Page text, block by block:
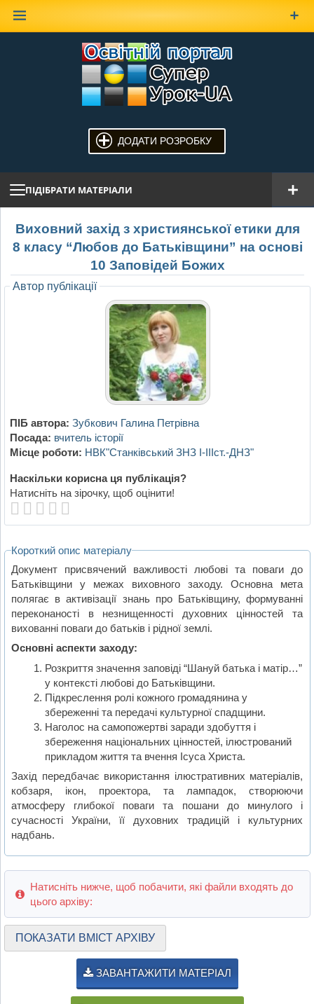
ДОДАТИ РОЗРОБКУ
ПІДІБРАТИ МАТЕРІАЛИ
Виховний захід з християнської етики для
8 класу “Любов до Батьківщини” на основі
10 Заповідей Божих
Автор публікації
ПІБ автора: Зубкович Галина Петрівна
Посада: вчитель історії
Місце роботи: НВК"Станківський ЗНЗ I-IIIст.-ДНЗ"
Наскільки корисна ця публікація?
Натисніть на зірочку, щоб оцінити!
Короткий опис матеріалу
Документ присвячений важливості любові та поваги до
Батьківщини у межах виховного заходу. Основна мета
полягає в активізації знань про Батьківщину, формуванні
переконаності в незнищенності духовних цінностей та
вихованні поваги до батьків і рідної землі.
Основні аспекти заходу:
Розкриття значення заповіді “Шануй батька і матір…”
у контексті любові до Батьківщини.
Підкреслення ролі кожного громадянина у
збереженні та передачі культурної спадщини.
Наголос на самопожертві заради здобуття і
збереження національних цінностей, ілюстрований
прикладом життя та вчення Ісуса Христа.
Захід передбачає використання ілюстративних матеріалів,
кобзаря, ікон, проектора, та лампадок, створюючи
атмосферу глибокої поваги та пошани до минулого і
сучасності України, її духовних традицій і культурних
надбань.
Натисніть нижче, щоб побачити, які файли входять до
цього архіву:
ПОКАЗАТИ ВМІСТ АРХІВУ
ЗАВАНТАЖИТИ МАТЕРІАЛ